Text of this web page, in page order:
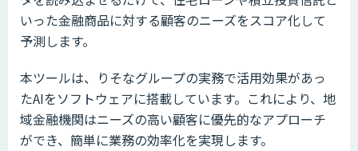
いった金融商品に対する顧客のニーズをスコア化して
予測します。
本ツールは、りそなグループの実務で活用効果があっ
たAIをソフトウェアに搭載しています。これにより、地
域金融機関はニーズの高い顧客に優先的なアプローチ
ができ、簡単に業務の効率化を実現します。